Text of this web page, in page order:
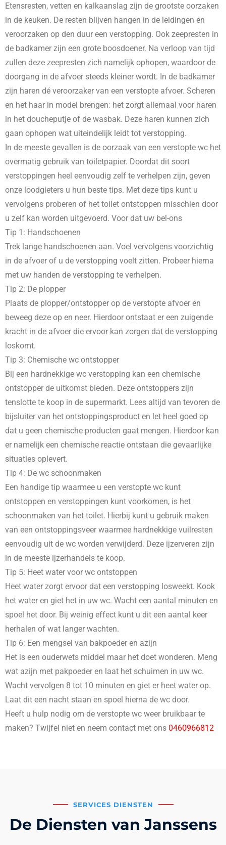
Etensresten, vetten en kalkaanslag zijn de grootste oorzaken
in de keuken. De resten blijven hangen in de leidingen en
veroorzaken op den duur een verstopping. Ook zeepresten in
de badkamer zijn een grote boosdoener. Na verloop van tijd
zullen deze zeepresten zich namelijk ophopen, waardoor de
doorgang in de afvoer steeds kleiner wordt. In de badkamer
zijn haren dé veroorzaker van een verstopte afvoer. Scheren
en het haar in model brengen: het zorgt allemaal voor haren
in het doucheputje of de wasbak. Deze haren kunnen zich
gaan ophopen wat uiteindelijk leidt tot verstopping.
In de meeste gevallen is de oorzaak van een verstopte wc het
overmatig gebruik van toiletpapier. Doordat dit soort
verstoppingen heel eenvoudig zelf te verhelpen zijn, geven
onze loodgieters u hun beste tips. Met deze tips kunt u
vervolgens proberen of het toilet ontstoppen misschien door
u zelf kan worden uitgevoerd. Voor dat uw bel-ons
Tip 1: Handschoenen
Trek lange handschoenen aan. Voel vervolgens voorzichtig
in de afvoer of u de verstopping voelt zitten. Probeer hierna
met uw handen de verstopping te verhelpen.
Tip 2: De plopper
Plaats de plopper/ontstopper op de verstopte afvoer en
beweeg deze op en neer. Hierdoor ontstaat er een zuigende
kracht in de afvoer die ervoor kan zorgen dat de verstopping
loskomt.
Tip 3: Chemische wc ontstopper
Bij een hardnekkige wc verstopping kan een chemische
ontstopper de uitkomst bieden. Deze ontstoppers zijn
tenslotte te koop in de supermarkt. Lees altijd van tevoren de
bijsluiter van het ontstoppingsproduct en let heel goed op
dat u geen chemische producten gaat mengen. Hierdoor kan
er namelijk een chemische reactie ontstaan die gevaarlijke
situaties oplevert.
Tip 4: De wc schoonmaken
Een handige tip waarmee u een verstopte wc kunt
ontstoppen en verstoppingen kunt voorkomen, is het
schoonmaken van het toilet. Hierbij kunt u gebruik maken
van een ontstoppingsveer waarmee hardnekkige vuilresten
eenvoudig uit de wc worden verwijderd. Deze ijzerveren zijn
in de meeste ijzerhandels te koop.
Tip 5: Heet water voor wc ontstoppen
Heet water zorgt ervoor dat een verstopping losweekt. Kook
het water en giet het in uw wc. Wacht een aantal minuten en
spoel het door. Bij weinig effect kunt u dit een aantal keer
herhalen of wat langer wachten.
Tip 6: Een mengsel van bakpoeder en azijn
Het is een ouderwets middel maar het doet wonderen. Meng
wat azijn met pakpoeder en laat het schuimen in uw wc.
Wacht vervolgen 8 tot 10 minuten en giet er heet water op.
Laat dit een nacht staan en spoel hierna de wc door.
Heeft u hulp nodig om de verstopte wc weer bruikbaar te
maken? Twijfel niet en neem contact met ons 0460966812
SERVICES DIENSTEN
De Diensten van Janssens